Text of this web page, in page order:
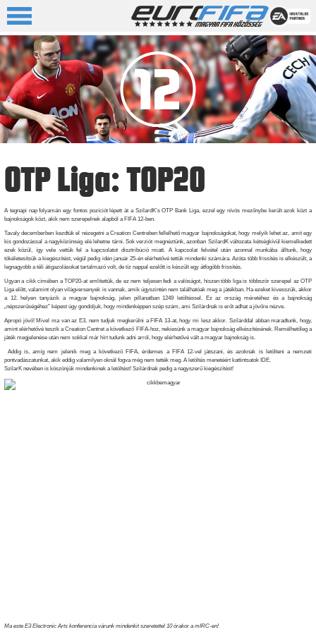
OTP Liga: TOP20
A tegnapi nap folyamán egy fontos pozíciót lépett át a SzilardK’s OTP Bank Liga, ezzel egy nívós mezőnybe került azok közt a
bajnokságok közt, akik nem szerepelnek alapból a FIFA 12-ben.
Tavaly decemberben kezdtük el nézegetni a Creation Centreben fellelhető magyar bajnokságokat, hogy melyik lehet az, amit egy
kis gondozással a nagyközönség elé lehetne tárni. Sok verziót megnéztünk, azonban SzilardK változata kétségkívül kiemelkedett
ezek közül, így vele vettük fel a kapcsolatot disztribúció miatt. A kapcsolat felvétel után azonnal munkába álltunk, hogy
tökéletesítsük a kiegészítést, végül pedig idén január 25-én elérhetővé tettük mindenki számára. Azóta több frissítés is elkészült, a
legnagyobb a téli átigazolásokat tartalmazó volt, de tíz nappal ezelőtt is készült egy átfogóbb frissítés.
Ugyan a cikk címében a TOP20-at említettük, de ez nem teljesen fedi a valóságot, hiszen több liga is többször szerepel az OTP
Liga előtt, valamint olyan világversenyek is vannak, amik úgyszintén nem találhatóak meg a játékban. Ha ezeket kivesszük, akkor
a 12. helyen tanyázik a magyar bajnokság, jelen pillanatban 1249 letöltéssel. Ez az ország méretéhez és a bajnokság
„népszerűségéhez” képest úgy gondoljuk, hogy mindenképpen szép szám, ami Szilárdnak is erőt adhat a jövőre nézve.
Apropó jövő! Mivel ma van az E3, nem tudjuk megkerülni a FIFA 13-at, hogy mi lesz akkor. Szilárddal abban maradtunk, hogy,
amint elérhetővé teszik a Creation Centret a következő FIFA-hoz, nekiesünk a magyar bajnokság elkészítésének. Remélhetőleg a
játék megjelenése után nem sokkal már hírt tudunk adni arról, hogy elérhetővé vált a magyar bajnokság is.
Addig is, amíg nem jelenik meg a következő FIFA, érdemes a FIFA 12-vel játszani, és azoknak is letölteni a nemzeti
pontvadászatunkat, akik eddig valamilyen oknál fogva még nem tették meg. A letöltés menetéért kattintsatok IDE.
SzilarK nevében is köszönjük mindenkinek a letöltést! Szilárdnak pedig a nagyszerű kiegészítést!
Ma este E3 Electronic Arts konferencia várunk mindenkit szeretettel 10 órakor a mIRC-en!